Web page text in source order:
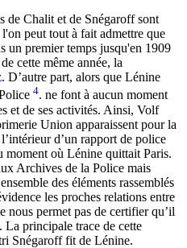
de Chalit et de Snégaroff sont
peut tout à fait admettre que
un premier temps jusqu'en 1909
cette même année, la
. D’autre part, alors que Lénine
4. ne font à aucun moment
et de ses activités. Ainsi, Volf
Union apparaissent pour la
d’un rapport de police
moment où Lénine quittait Paris.
Archives de la Police mais
des éléments rassemblés
les proches relations entre
nous permet pas de certifier qu’il
La principale trace de cette
Snégaroff fit de Lénine.